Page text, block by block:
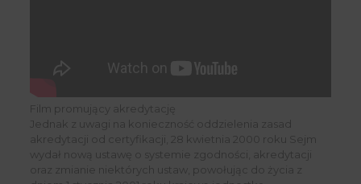
Film promujący akredytację
Jednak z uwagi na konieczność oddzielenia zasad
akredytacji od certyfikacji, 28 kwietnia 2000 roku Sejm
wydał nową ustawę o systemie zgodności, akredytacji
oraz zmianie niektórych ustaw, powołując do życia z